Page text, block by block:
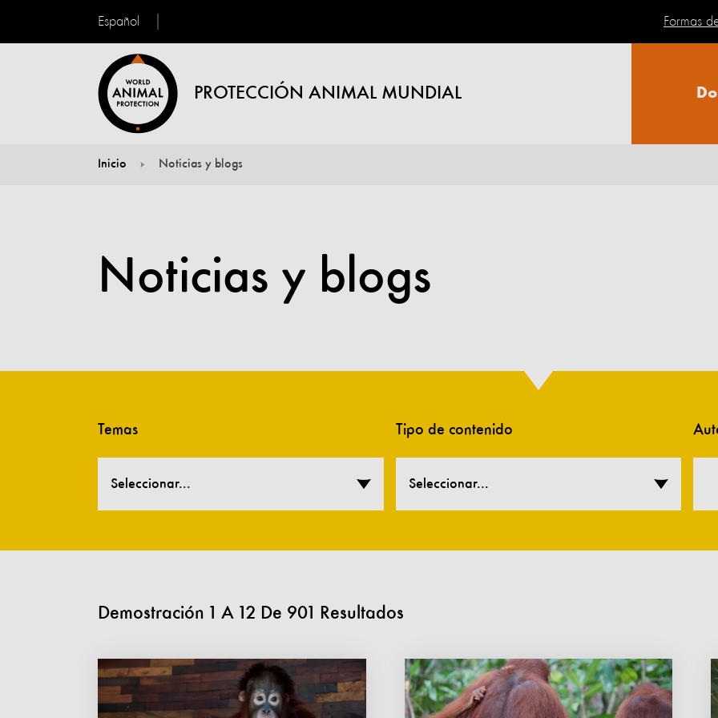
Español
PROTECCIÓN ANIMAL MUNDIAL
Formas
Inicio Noticias y blogs
Noticias y blogs
Temas
Seleccionar...
Tipo de contenido
Seleccionar...
Demostración 1 A 12 De 901 Resultados